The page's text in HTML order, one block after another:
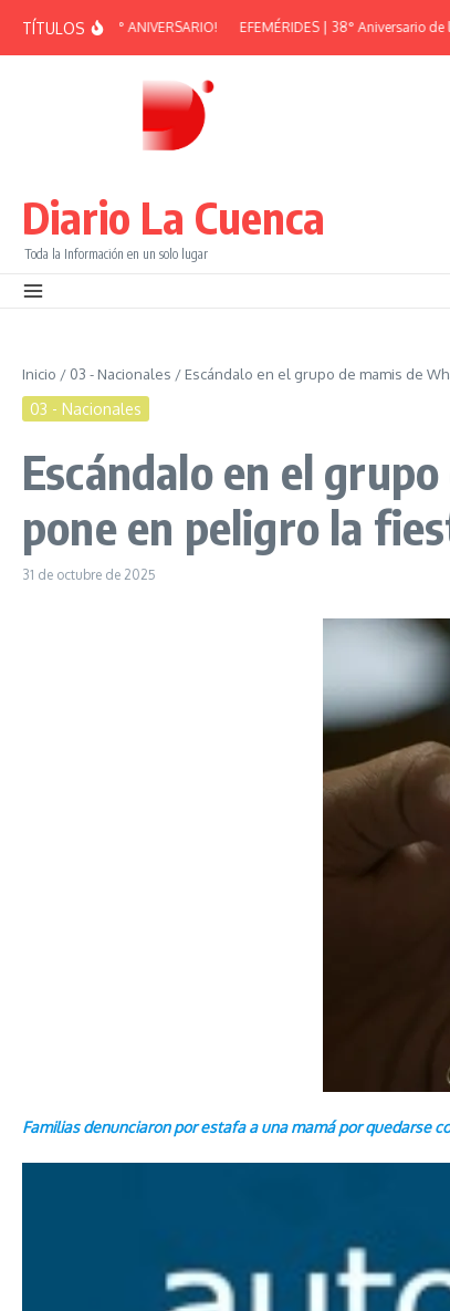
TÍTULOS
PEÑA – 38° ANIVERSARIO! EFEMÉRIDES | 38° Aniversario de la
Diario La Cuenca
Toda la Información en un solo lugar
Inicio / 03 - Nacionales / Escándalo en el grupo de mamis de
03 - Nacionales
Escándalo en el
pone en peligro la
31 de octubre de 2025
Familias denunciaron por estafa a una mamá por quedarse